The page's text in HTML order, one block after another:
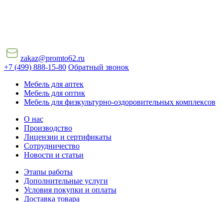
zakaz@promto62.ru
+7 (499) 888-15-80 Обратный звонок
Мебель для аптек
Мебель для оптик
Мебель для физкультурно-оздоровительных комплексов
О нас
Производство
Лицензии и сертификаты
Сотрудничество
Новости и статьи
Этапы работы
Дополнительные услуги
Условия покупки и оплаты
Доставка товара